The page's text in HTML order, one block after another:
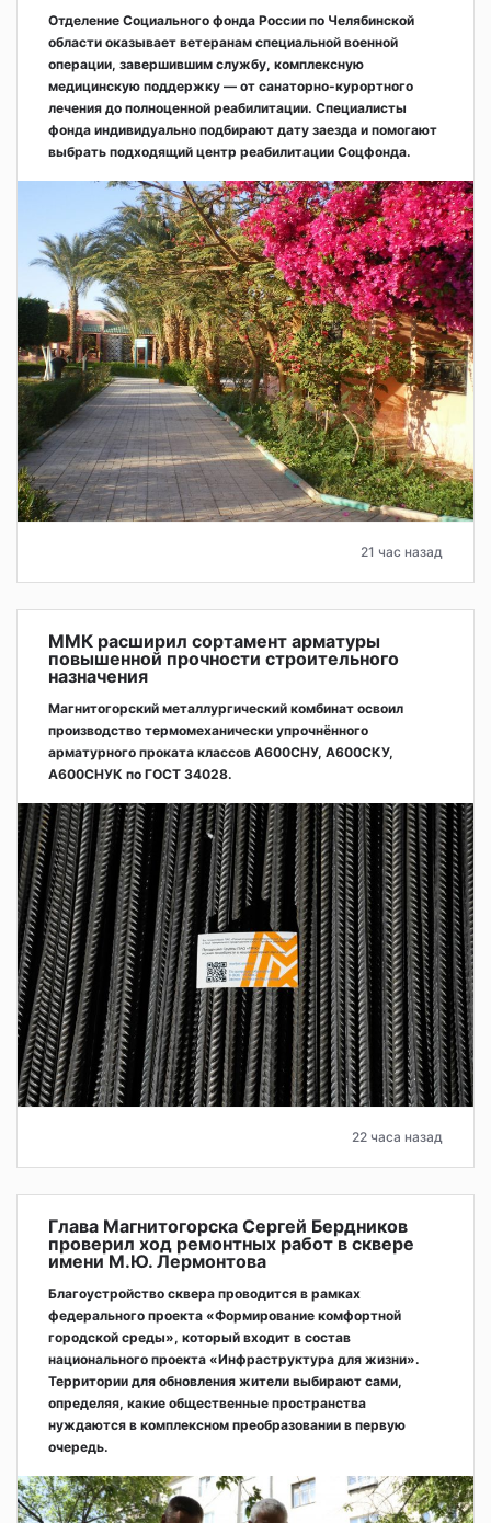
Отделение Социального фонда России по Челябинской
области оказывает ветеранам специальной военной
операции, завершившим службу, комплексную
медицинскую поддержку — от санаторно-курортного
лечения до полноценной реабилитации. Специалисты
фонда индивидуально подбирают дату заезда и помогают
выбрать подходящий центр реабилитации Соцфонда.
21 час назад
ММК расширил сортамент арматуры
повышенной прочности строительного
назначения
Магнитогорский металлургический комбинат освоил
производство термомеханически упрочнённого
арматурного проката классов А600СНУ, А600СКУ,
А600СНУК по ГОСТ 34028.
22 часа назад
Глава Магнитогорска Сергей Бердников
проверил ход ремонтных работ в сквере
имени М.Ю. Лермонтова
Благоустройство сквера проводится в рамках
федерального проекта «Формирование комфортной
городской среды», который входит в состав
национального проекта «Инфраструктура для жизни».
Территории для обновления жители выбирают сами,
определяя, какие общественные пространства
нуждаются в комплексном преобразовании в первую
очередь.